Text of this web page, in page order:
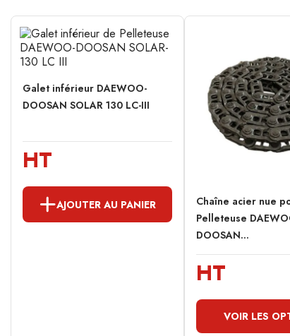
Galet inférieur DAEWOO-
DOOSAN SOLAR 130 LC-III
HT
AJOUTER AU PANIER
Chaîne acier nue
Pelleteuse
DOOSAN...
HT
VOIR LES